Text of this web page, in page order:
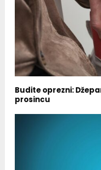
Budite oprezni:
prosincu